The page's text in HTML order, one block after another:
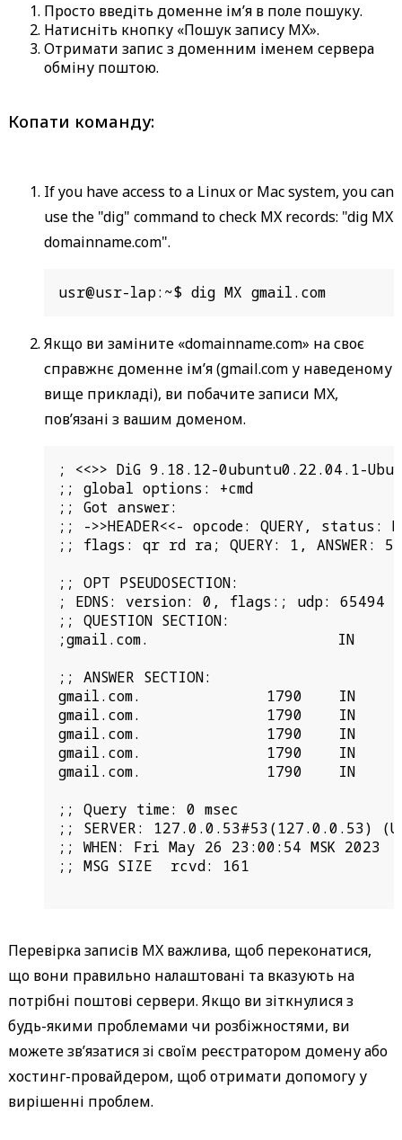
Просто введіть доменне ім’я в поле пошуку.
Натисніть кнопку «Пошук запису MX».
Отримати запис з доменним іменем сервера
обміну поштою.
Копати команду:
If you have access to a Linux or Mac system, you can
use the "dig" command to check MX records: "dig MX
domainname.com".
usr@usr-lap:~$ dig MX gmail.com
Якщо ви заміните «domainname.com» на своє
справжнє доменне ім’я (gmail.com у наведеному
вище прикладі), ви побачите записи MX,
пов’язані з вашим доменом.
; <<>> DiG 9.18.12-0ubuntu0.22.04.1-
;; global options: +cmd
;; Got answer:
;; ->>HEADER<<- opcode: QUERY, status:
;; flags: qr rd ra; QUERY: 1, ANSWER: 5,
;; OPT PSEUDOSECTION:
; EDNS: version: 0, flags:; udp: 65494
;; QUESTION SECTION:
;gmail.com.                     IN
;; ANSWER SECTION:
gmail.com.              1790    IN
gmail.com.              1790    IN
gmail.com.              1790    IN
gmail.com.              1790    IN
gmail.com.              1790    IN
;; Query time: 0 msec
;; SERVER: 127.0.0.53#53(127.0.0.53)
;; WHEN: Fri May 26 23:00:54 MSK 2023
;; MSG SIZE  rcvd: 161
Перевірка записів MX важлива, щоб переконатися,
що вони правильно налаштовані та вказують на
потрібні поштові сервери. Якщо ви зіткнулися з
будь-якими проблемами чи розбіжностями, ви
можете зв’язатися зі своїм реєстратором домену або
хостинг-провайдером, щоб отримати допомогу у
вирішенні проблем.